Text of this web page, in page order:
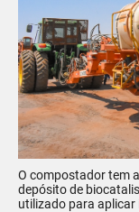
O compostador tem
depósito de
utilizado para aplicar